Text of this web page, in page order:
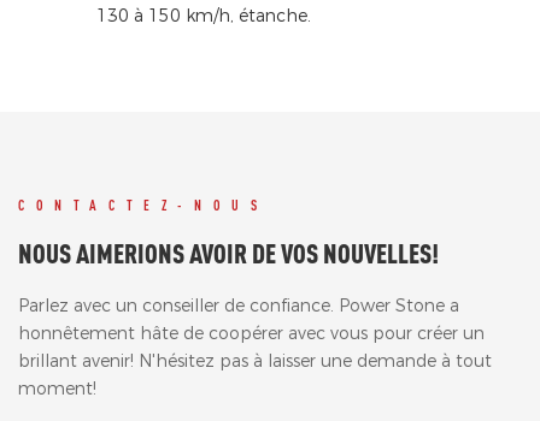
130 à 150 km/h, étanche.
CONTACTEZ-NOUS
NOUS AIMERIONS AVOIR DE VOS NOUVELLES!
Parlez avec un conseiller de confiance. Power Stone a
honnêtement hâte de coopérer avec vous pour créer un
brillant avenir! N'hésitez pas à laisser une demande à tout
moment!